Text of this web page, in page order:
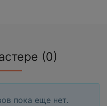
(0)
пока еще нет.